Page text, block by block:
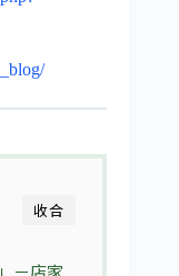
收合
－店家